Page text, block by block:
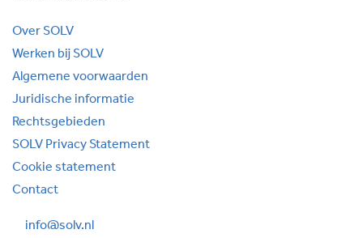
Over SOLV
Werken bij SOLV
Algemene voorwaarden
Juridische informatie
Rechtsgebieden
SOLV Privacy Statement
Cookie statement
Contact
info@solv.nl